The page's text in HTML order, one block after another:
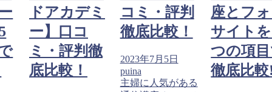
ドアカデミ
ー】口コ
ミ・評判徹
底比較！
コミ・評判
徹底比較！
2023年7月5日
puina
主婦に人気がある
座とフ
サイト
つの項
徹底比